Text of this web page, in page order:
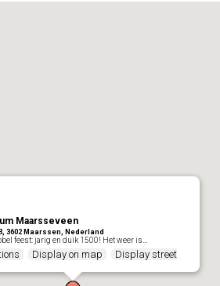
Maarsseveen
3602 Maarssen, Nederland
feest: jarig en duik 1500! Het weer is…
Display on map
Display street